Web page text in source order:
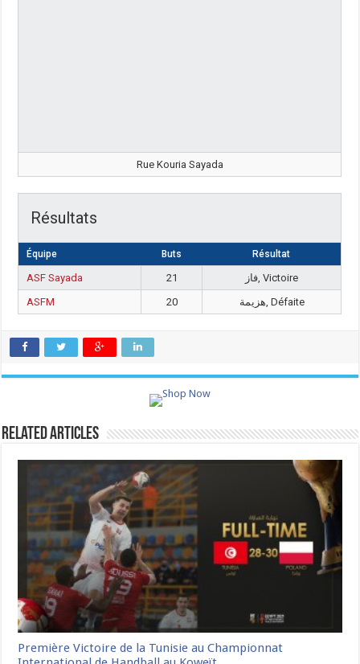
Rue Kouria Sayada
Résultats
Équipe Buts Résultat
ASF Sayada 21
فاز, Victoire
ASFM
20 هزيمة, Défaite
Related Articles
Première Victoire de la Tunisie au Championnat